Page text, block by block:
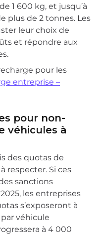
1 600 kg, et jusqu’à
plus de 2 tonnes. Les
leur choix de
et répondre aux
pour les
entreprise –
pour non-
véhicules à
des quotas de
respecter. Si ces
sanctions
les entreprises
s’exposeront à
véhicule
à 4 000